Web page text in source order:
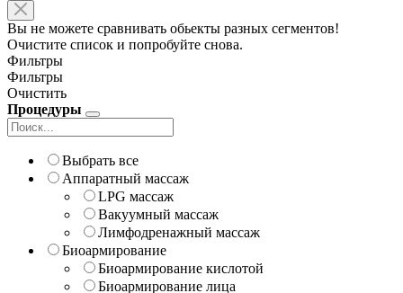
Вы не можете сравнивать обьекты разных сегментов!
Очистите список и попробуйте снова.
Фильтры
Фильтры
Очистить
Процедуры
Выбрать все
Аппаратный массаж
LPG массаж
Вакуумный массаж
Лимфодренажный массаж
Биоармирование
Биоармирование кислотой
Биоармирование лица